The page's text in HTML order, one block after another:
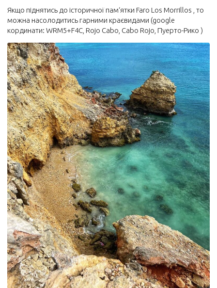
Якщо піднятись до історичної пам‘ятки Faro Los Morrillos , то
можна насолодитись гарними краєвидами (google
кординати: WRM5+F4C, Rojo Cabo, Cabo Rojo, Пуерто-Рико )